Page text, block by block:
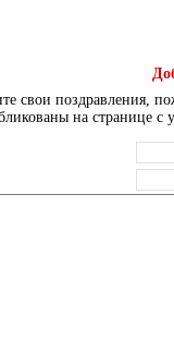
свои поздравления,
на странице с